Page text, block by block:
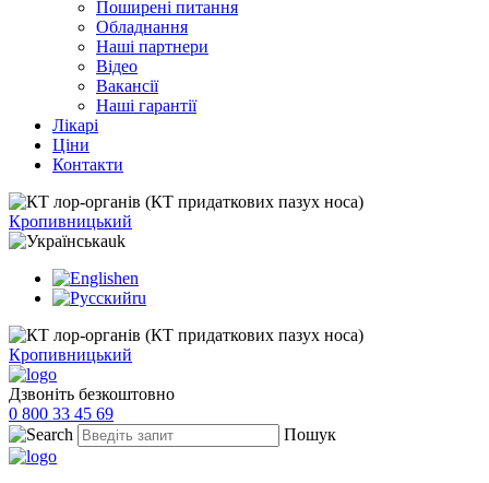
Поширені питання
Обладнання
Наші партнери
Відео
Вакансії
Наші гарантії
Лікарі
Ціни
Контакти
Кропивницький
uk
en
ru
Кропивницький
Дзвоніть безкоштовно
0 800 33 45 69
Пошук